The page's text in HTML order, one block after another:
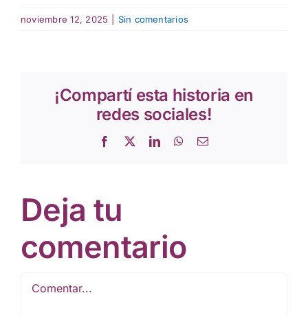
noviembre 12, 2025 Sin comentarios
¡Compartí esta historia en
redes sociales!
Facebook
X LinkedInWhatsApp
Correo
Deja tu
comentario
Comentar